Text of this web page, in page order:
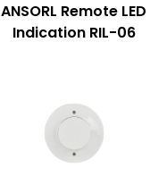
ANSORL Remote LED
Indication RIL-06